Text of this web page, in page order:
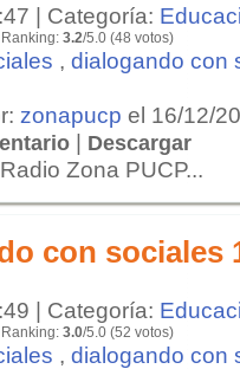
| Categoría:
Ranking: 3.2/5.0 (48 votos)
, dialogando con
zonapucp el 16/12/
| Descargar
Zona PUCP...
con sociales
| Categoría:
Ranking: 3.0/5.0 (52 votos)
, dialogando con